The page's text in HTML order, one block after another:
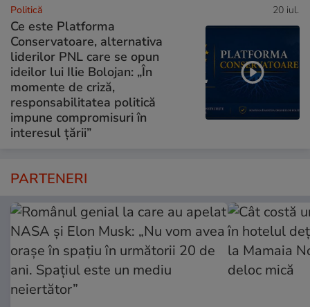
Politică 20 iul.
Ce este Platforma
Conservatoare, alternativa
liderilor PNL care se opun
ideilor lui Ilie Bolojan: „În
momente de criză,
responsabilitatea politică
impune compromisuri în
interesul țării”
PARTENERI